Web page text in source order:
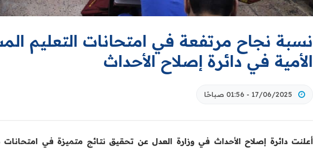
نسبة نجاح مرتفعة في امتحانات التعليم
الأمية في دائرة إصلاح الأحداث
17/06/2025 - 01:56 صباحًا
أعلنت دائرة إصلاح الأحداث في وزارة العدل عن تحقيق نتائج متميزة في